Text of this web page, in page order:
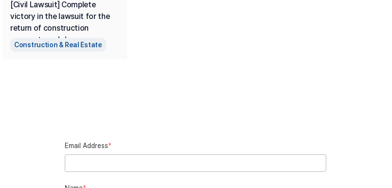
Construction & Real Estate
[Civil Lawsuit] Complete
victory in the lawsuit for the
return of construction
payments and damages